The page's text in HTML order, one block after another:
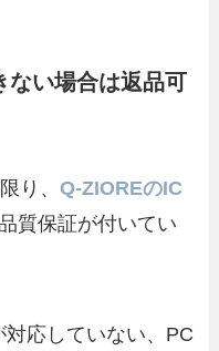
ない場合は返品可
り、Q-ZIOREのIC
質保証が付いてい
応していない、PC